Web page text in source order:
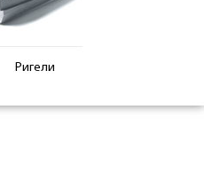
Ригели